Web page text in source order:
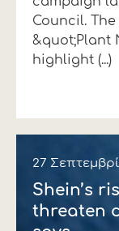
Council.
&quot;Plant
highlight (...)
27
Shein’s
threaten